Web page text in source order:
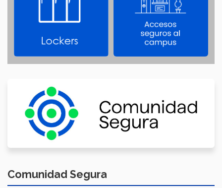
Comunidad Segura